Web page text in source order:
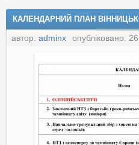
КАЛЕНДАРНИЙ ПЛАН
автор: adminx опубліковано: